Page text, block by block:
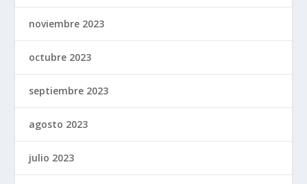
noviembre 2023
octubre 2023
septiembre 2023
agosto 2023
julio 2023